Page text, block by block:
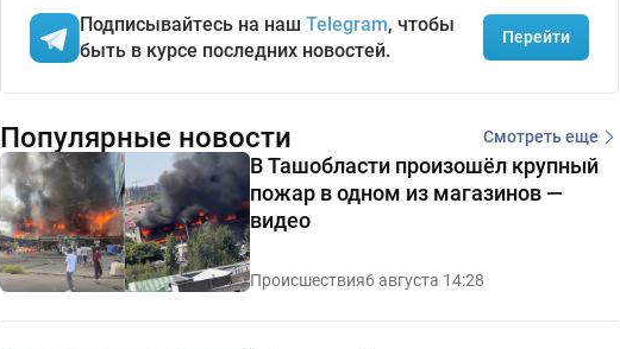
Подписывайтесь на наш Telegram, чтобы
быть в курсе последних новостей.
Перейти
Популярные новости Смотреть еще
В Ташобласти произошёл крупный
пожар в одном из магазинов —
видео
Происшествия6 августа 14:28